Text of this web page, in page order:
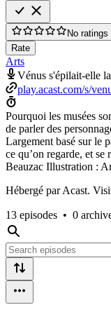
No ratings
Rate
Arts
Vénus s'épilait-elle
play.acast.com/s/
Pourquoi les musées
de parler des
Largement basé sur le
ce qu’on regarde, et
Beauzac Illustration :
Hébergé par Acast.
13 episodes • 0